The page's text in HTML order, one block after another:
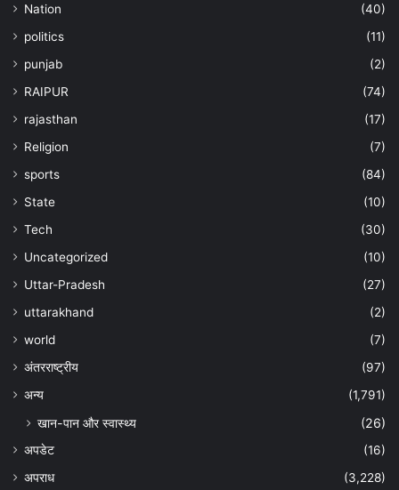
Nation
(40)
politics
(11)
punjab
(2)
RAIPUR
(74)
rajasthan
(17)
Religion
(7)
sports
(84)
State
(10)
Tech
(30)
Uncategorized
(10)
Uttar-Pradesh
(27)
uttarakhand
(2)
world
(7)
अंतरराष्ट्रीय
(97)
अन्‍य
(1,791)
खान-पान और स्वास्थ्य (26)
अपडेट
(16)
अपराध
(3,228)